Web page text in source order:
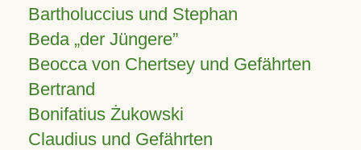
Bartholuccius und Stephan
Beda „der Jüngere”
Beocca von Chertsey und Gefährten
Bertrand
Bonifatius Żukowski
Claudius und Gefährten